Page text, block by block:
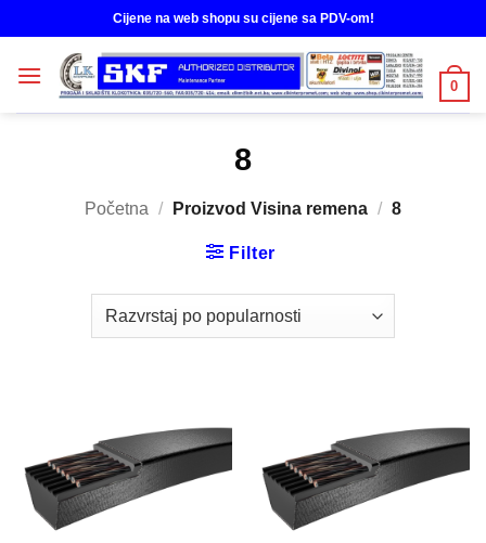
to
content
Cijene na web shopu su cijene sa PDV-om!
0
8
Početna / Proizvod Visina remena / 8
Filter